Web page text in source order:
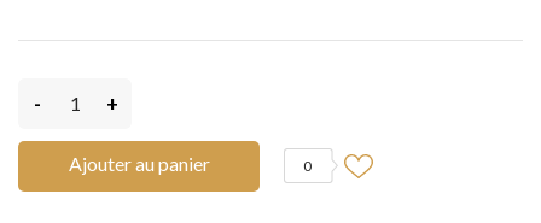
- +
Ajouter au panier 0